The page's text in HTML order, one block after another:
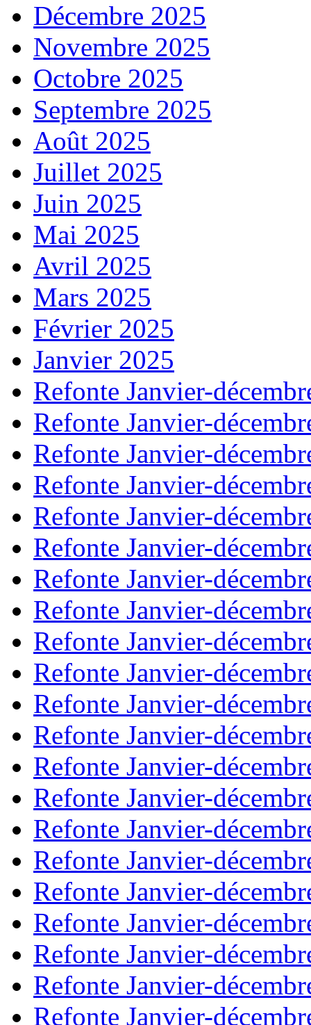
Décembre 2025
Novembre 2025
Octobre 2025
Septembre 2025
Août 2025
Juillet 2025
Juin 2025
Mai 2025
Avril 2025
Mars 2025
Février 2025
Janvier 2025
Refonte Janvier-
Refonte Janvier-
Refonte Janvier-
Refonte Janvier-
Refonte Janvier-
Refonte Janvier-
Refonte Janvier-
Refonte Janvier-
Refonte Janvier-
Refonte Janvier-
Refonte Janvier-
Refonte Janvier-
Refonte Janvier-
Refonte Janvier-
Refonte Janvier-
Refonte Janvier-
Refonte Janvier-
Refonte Janvier-
Refonte Janvier-
Refonte Janvier-
Refonte Janvier-